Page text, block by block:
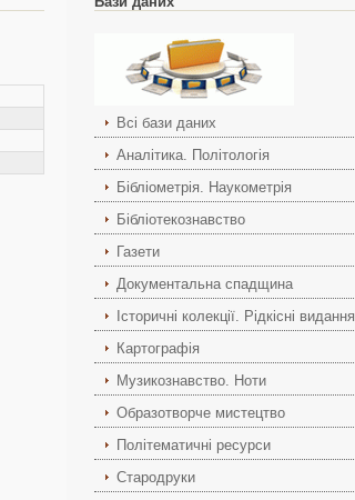
Всі бази даних
Аналітика. Політологія
Бібліометрія. Наукометрія
Бібліотекознавство
Газети
Документальна спадщина
Історичні колекції. Рідкісні видання
Картографія
Музикознавство. Ноти
Образотворче мистецтво
Політематичні ресурси
Стародруки